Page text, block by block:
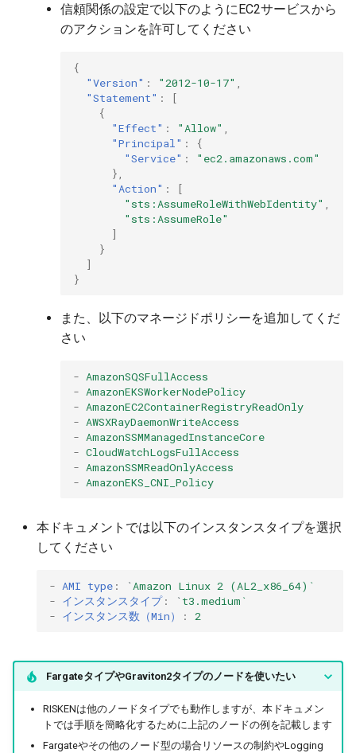
信頼関係の設定で以下のようにEC2サービスから
のアクションを許可してください
{
"Version" : "2012-10-17" ,
"Statement" :
[
{
"Effect" : "Allow" ,
"Principal" :
{
"Service" :
"ec2.amazonaws.com"
},
"Action" :
[
"sts:AssumeRoleWithWebIdentity" ,
"sts:AssumeRole"
]
}
]
}
また、以下のマネージドポリシーを追加してくだ
さい
- AmazonSQSFullAccess
- AmazonEKSWorkerNodePolicy
- AmazonEC2ContainerRegistryReadOnly
- AWSXRayDaemonWriteAccess
- AmazonSSMManagedInstanceCore
- CloudWatchLogsFullAccess
- AmazonSSMReadOnlyAccess
- AmazonEKS_CNI_Policy
本ドキュメントでは以下のインスタンスタイプを選択
してください
- AMI type : `Amazon Linux 2 (AL2_x86_64)`
- インスタンスタイプ: ` t3.medium`
- インスタンス数（Min） : 2
FargateタイプやGraviton2タイプのノードを使いたい
RISKENは他のノードタイプでも動作しますが、本ドキュメン
トでは手順を簡略化するために上記のノードの例を記載します
Fargateやその他のノード型の場合リソースの制約やLogging